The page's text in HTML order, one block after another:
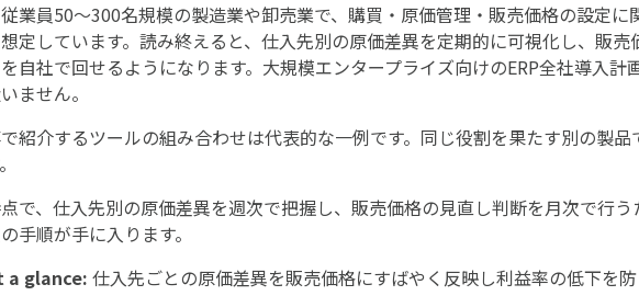
業員50〜300名規模の製造業や卸売業で、購買・原価管理・販売価格の設定
定しています。読み終えると、仕入先別の原価差異を定期的に可視化し、販
自社で回せるようになります。大規模エンタープライズ向けのERP全社導入計
ません。
紹介するツールの組み合わせは代表的な一例です。同じ役割を果たす別の製
で、仕入先別の原価差異を週次で把握し、販売価格の見直し判断を月次で行
手順が手に入ります。
glance: 仕入先ごとの原価差異を販売価格にすばやく反映し利益率の低下を